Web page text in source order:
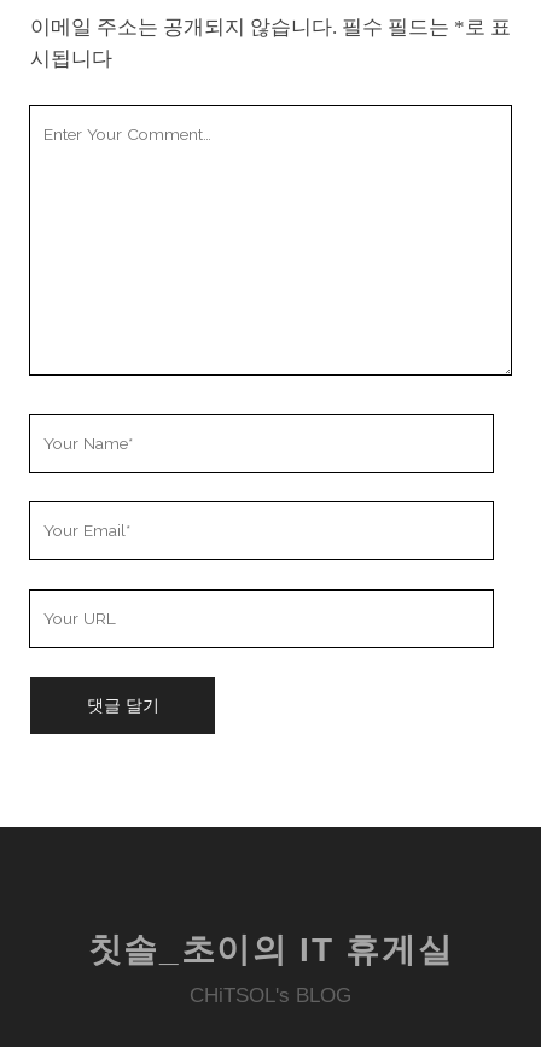
이메일 주소는 공개되지 않습니다. 필수 필드는 *로 표
시됩니다
칫솔_초이의 IT 휴게실
CHiTSOL's BLOG